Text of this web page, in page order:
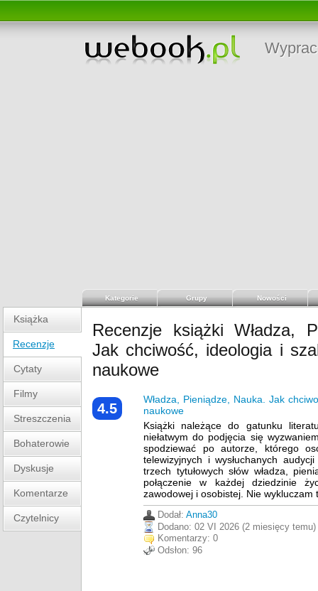
Kategorie Grupy Nowości
Książka
Recenzje
Cytaty
Filmy
Streszczenia
Bohaterowie
Dyskusje
Komentarze
Czytelnicy
Recenzje książki Władza,
Jak chciwość, ideologia i
naukowe
4.5
Władza, Pieniądze, Nauka. Jak
naukowe
Książki należące do gatunku
niełatwym do podjęcia się
spodziewać po autorze, którego
telewizyjnych i wysłuchanych
trzech tytułowych słów władza,
połączenie w każdej dziedzinie
zawodowej i osobistej. Nie wykluczam
Dodał: Anna30
Dodano: 02 VI 2026 (2 miesięcy temu)
Komentarzy: 0
Odsłon: 96